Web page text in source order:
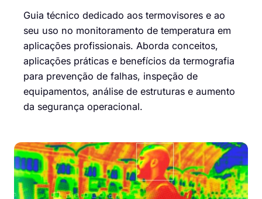
Guia técnico dedicado aos termovisores e ao
seu uso no monitoramento de temperatura em
aplicações profissionais. Aborda conceitos,
aplicações práticas e benefícios da termografia
para prevenção de falhas, inspeção de
equipamentos, análise de estruturas e aumento
da segurança operacional.